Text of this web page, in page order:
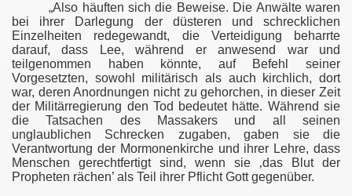
„Also häuften sich die Beweise. Die Anwälte waren
bei ihrer Darlegung der düsteren und schrecklichen
Einzelheiten redegewandt, die Verteidigung beharrte
darauf, dass Lee, während er anwesend war und
teilgenommen haben könnte, auf Befehl seiner
Vorgesetzten, sowohl militärisch als auch kirchlich, dort
war, deren Anordnungen nicht zu gehorchen, in dieser Zeit
der Militärregierung den Tod bedeutet hätte. Während sie
die Tatsachen des Massakers und all seinen
unglaublichen Schrecken zugaben, gaben sie die
Verantwortung der Mormonenkirche und ihrer Lehre, dass
Menschen gerechtfertigt sind, wenn sie ‚das Blut der
Propheten rächen’ als Teil ihrer Pflicht Gott gegenüber.